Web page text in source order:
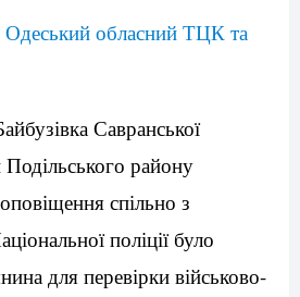
Одеський обласний ТЦК та
Савранської
району
спільно з
поліції було
для перевірки військово-